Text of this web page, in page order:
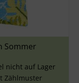
Sommer
nicht auf Lager
Zählmuster